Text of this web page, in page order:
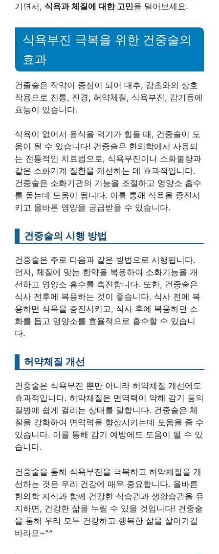
기면서, 식욕과 체질에 대한 고민을 덜어보세요.
식욕부진 극복을 위한 건중술의
효과
건줄술은 작약이 중심이 되어 대추, 감초와의 상호
작용으로 진통, 진경, 허약체질, 식욕부진, 감기등에
효능이 있습니다.
식욕이 없어서 음식을 먹기가 힘들 때, 건중술이 도
움이 될 수 있습니다! 건중술은 한의학에서 사용되
는 전통적인 치료법으로, 식욕부진이나 소화불량과
같은 소화기계 질환을 개선하는 데 효과적입니다.
건중술은 소화기관의 기능을 조절하고 영양소 흡수
를 돕는데 도움이 됩니다. 이를 통해 식욕을 증진시
키고 올바른 영양을 공급받을 수 있습니다.
건중술의 시행 방법
건중술은 주로 다음과 같은 방법으로 시행됩니다.
먼저, 체질에 맞는 한약을 복용하여 소화기능을 개
선하고 영양소 흡수를 촉진합니다. 또한, 건중술은
식사 전후에 복용하는 것이 좋습니다. 식사 전에 복
용하면 식욕을 증진시키고, 식사 후에 복용하면 소
화를 돕고 영양소를 효율적으로 흡수할 수 있습니
다.
허약체질 개선
건중술은 식욕부진 뿐만 아니라 허약체질 개선에도
효과적입니다. 허약체질은 면역력이 약해 감기 등의
질병에 쉽게 걸리는 상태를 말합니다. 건중술은 체
질을 강화하여 면역력을 향상시키는데 도움을 줄 수
있습니다. 이를 통해 감기 예방에도 도움이 될 수 있
습니다.
건중술을 통해 식욕부진을 극복하고 허약체질을 개
선하는 것은 우리 건강에 매우 중요합니다. 올바른
한의학 지식과 함께 건강한 식습관과 생활습관을 유
지하면, 건강한 삶을 누릴 수 있을 것입니다! 건중술
을 통해 우리 모두 건강하고 행복한 삶을 살아가길
바라요~^^